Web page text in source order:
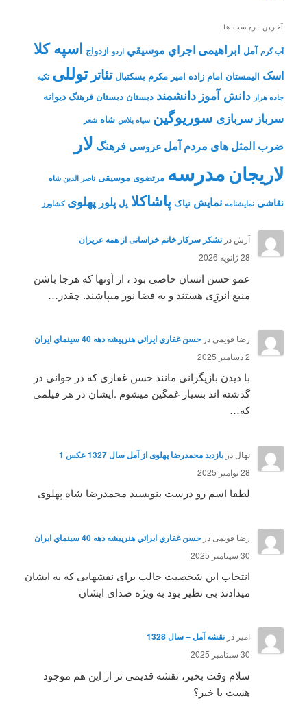
آخرین برچسب ها
آب گرم آمل ابراهیمی اجراي موسيقي اردو ازدواج اسپه کلا
اسک الیمستان امام زاده امیر مکرم بسکتبال تئاتر توللی تکیه
جاده هراز دانش آموز دانشمند دبستان دبستان فرهنگ دیوانه
سرباز سربازی سوریوگین سیاه پلاس شاه شعر
ضرب المثل های مردم آمل عروسی فرهنگ لار
لاریجانمدرسه مرتضوی موسیقی ناصر الدین شاه
نقاشی نمايشنامه نمایش نیاک پاشاکلا پل پلور پهلوی کشاورز
آرش درتشکر سرکار خانم خراسانی از همه عزیزان
28 ژانویه 2026
عمو حسن انسان خاصی بود ، از آونها که هرجا باشن
منبع انرژِی هستند و به فضا نور میپاشند. چقدر…
رضا قویمی در حسن غفاري ايرائي هنرپيشه دهه 40 سينماي ايران
2 دسامبر 2025
با دیدن بازیگرانی مانند حسن غفاری که در جوانی در
گذشته اند بسیار غمگین میشوم .ایشان در هر فیلمی
که…
نهال در بازدید محمدرضا پهلوی از آمل سال 1327 عکس 1
28 نوامبر 2025
لطفا اسم رو درست بنویسید محمدرضا شاه پهلوی
رضا قویمی در حسن غفاري ايرائي هنرپيشه دهه 40 سينماي ايران
30 سپتامبر 2025
انتخاب ابن شخصیت جالب برای نقشهایی که به ایشان
میدادند بی نظیر بود به ویژه صدای ایشان
امیر در نقشه آمل – سال 1328
30 سپتامبر 2025
سلام وقت بخیر، نقشه قدیمی تر از این هم موجود
هست یا خیر؟